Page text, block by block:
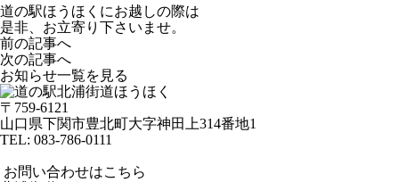
道の駅ほうほくにお越しの際は
是非、お立寄り下さいませ。
前の記事へ
次の記事へ
お知らせ一覧を見る
〒759-6121
山口県下関市豊北町大字神田上314番地1
TEL: 083-786-0111
お問い合わせはこちら